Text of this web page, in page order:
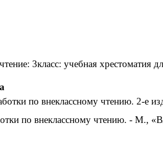
3класс: учебная
по внеклассному чтению. 2-е
по внеклассному чтению. - М.,